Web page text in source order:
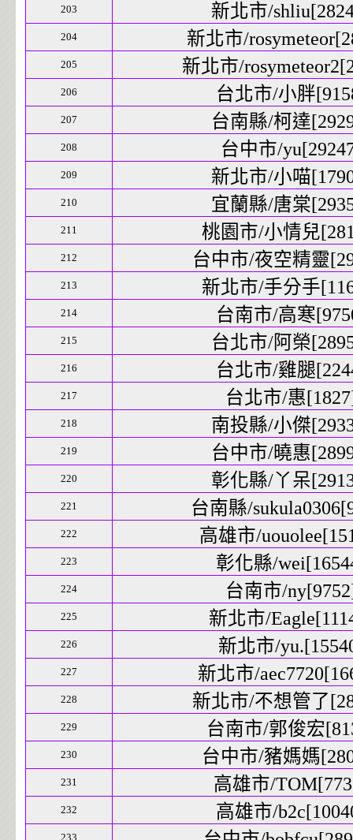
203 新北市/
204 新北市/
205 新北市/
206 台北市/小胖
207 台南縣/柯達
208 台中市/
209 新北市/小喵
210 宜蘭縣/唐棠
211 桃園市/小情兒
212 台中市/夜空精靈
213 新北市/手分手
214 台南市/高寒
215 台北市/阿榮
216 台北市/雞腿
217 台北市/惠
218 南投縣/小傑
219 台中市/曉惠
220 彰化縣/丫呆
221 台南縣/
222 高雄市/
223 彰化縣/
224 台南市/
225 新北市/
226 新北市/
227 新北市/
228 新北市/不想管了
229 台南市/郭俊宏
230 台中市/豬媽媽
231 高雄市/
232 高雄市/
233